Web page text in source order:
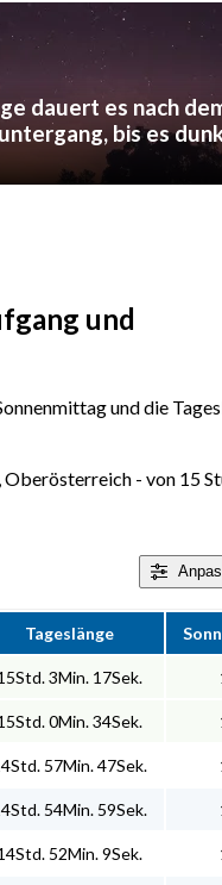
dauert es nach
bis es
und
und die
Oberösterreich - von 15
Tageslänge
3Min. 17Sek.
0Min. 34Sek.
57Min. 47Sek.
54Min. 59Sek.
52Min. 9Sek.